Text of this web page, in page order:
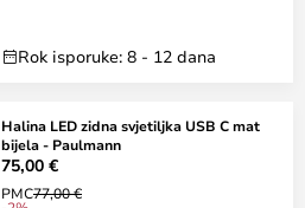
Rok isporuke: 8 - 12 dana
Halina LED zidna svjetiljka USB C mat
bijela - Paulmann
75,00 €
PMC77,00 €